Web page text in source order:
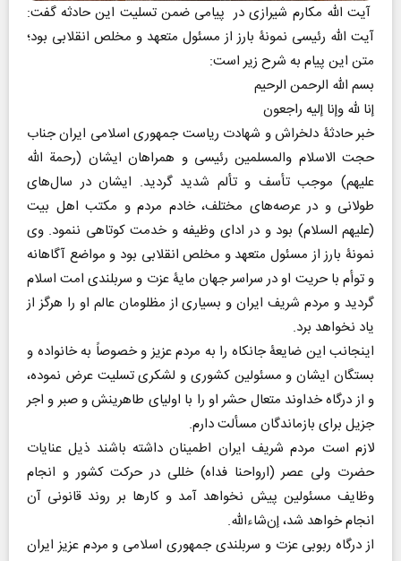
آیت الله مکارم شیرازی در پیامی ضمن تسلیت این حادثه گفت:
آیت الله رئیسی نمونۀ بارز از مسئول متعهد و مخلص انقلابی بود؛
متن این پیام به شرح زیر است:
بسم الله الرحمن الرحیم
إنا لله وإنا إلیه راجعون
خبر حادثۀ دلخراش و شهادت ریاست جمهوری اسلامی ایران جناب
حجت الاسلام والمسلمین رئیسی و همراهان ایشان (رحمة الله
علیهم) موجب تأسف و تألم شدید گردید. ایشان در سال‌های
طولانی و در عرصه‌های مختلف، خادم مردم و مکتب اهل بیت
(علیهم السلام) بود و در ادای وظیفه و خدمت کوتاهی ننمود. وی
نمونۀ بارز از مسئول متعهد و مخلص انقلابی بود و مواضع آگاهانه
و توأم با حریت او در سراسر جهان مایۀ عزت و سربلندی امت اسلام
گردید و مردم شریف ایران و بسیاری از مظلومان عالم او را هرگز از
یاد نخواهد برد.
اینجانب این ضایعۀ جانکاه را به مردم عزیز و خصوصاً به خانواده و
بستگان ایشان و مسئولین کشوری و لشکری تسلیت عرض نموده،
و از درگاه خداوند متعال حشر او را با اولیای طاهرینش و صبر و اجر
جزیل برای بازماندگان مسألت دارم.
لازم است مردم شریف ایران اطمینان داشته باشند ذیل عنایات
حضرت ولی عصر (ارواحنا فداه) خللی در حرکت کشور و انجام
وظایف مسئولین پیش نخواهد آمد و کار‌ها بر روند قانونی آن
انجام خواهد شد، إن‌شاءالله.
از درگاه ربوبی عزت و سربلندی جمهوری اسلامی و مردم عزیز ایران